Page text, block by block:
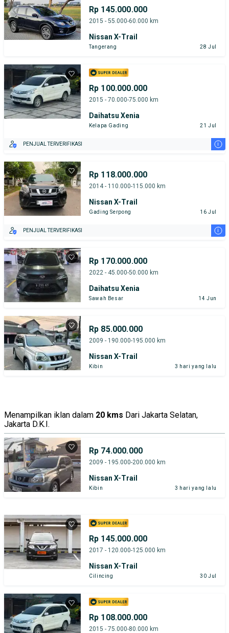
Rp 145.000.000
2015 - 55.000-60.000 km
Nissan X-Trail
Tangerang 28 Jul
Rp 100.000.000
2015 - 70.000-75.000 km
Daihatsu Xenia
Kelapa Gading 21 Jul
PENJUAL TERVERIFIKASI i
Rp 118.000.000
2014 - 110.000-115.000 km
Nissan X-Trail
Gading Serpong 16 Jul
PENJUAL TERVERIFIKASI i
Rp 170.000.000
2022 - 45.000-50.000 km
Daihatsu Xenia
Sawah Besar 14 Jun
Rp 85.000.000
2009 - 190.000-195.000 km
Nissan X-Trail
Kibin 3 hari yang lalu
Menampilkan iklan dalam 20 kms Dari Jakarta Selatan,
Jakarta D.K.I.
Rp 74.000.000
2009 - 195.000-200.000 km
Nissan X-Trail
Kibin 3 hari yang lalu
Rp 145.000.000
2017 - 120.000-125.000 km
Nissan X-Trail
Cilincing 30 Jul
Rp 108.000.000
2015 - 75.000-80.000 km